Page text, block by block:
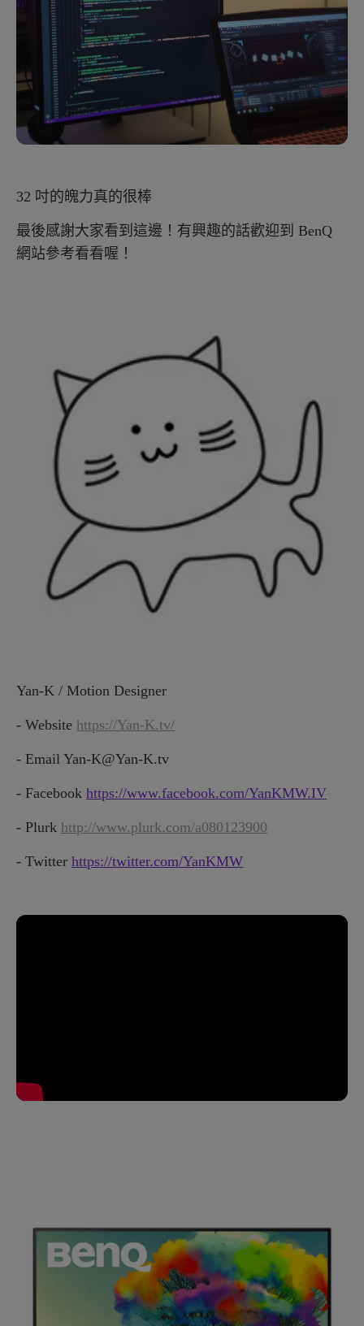
32 吋的魄力真的很棒
最後感謝大家看到這邊！有興趣的話歡迎到 BenQ
網站參考看看喔！
Yan-K / Motion Designer
- Website https://Yan-K.tv/
- Email Yan-K@Yan-K.tv
- Facebook https://www.facebook.com/YanKMW.IV
- Plurk http://www.plurk.com/a080123900
- Twitter https://twitter.com/YanKMW